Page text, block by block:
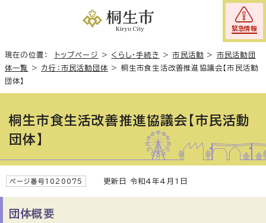
緊急情報
現在の位置： トップページ > くらし・手続き >市民活動 > 市民活動団
体一覧
> カ行：市民活動団体 > 桐生市食生活改善推進協議会【市民活動
団体】
桐生市食生活改善推進協議会【市民活動
団体】
ページ番号1020075 更新日 令和4年4月1日
団体概要